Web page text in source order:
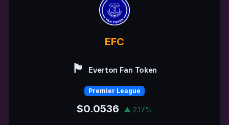
EFC
🏴󠁧󠁢󠁥󠁮󠁧󠁿 Everton Fan Token
Premier League
$0.0536 ▲ 2.17%